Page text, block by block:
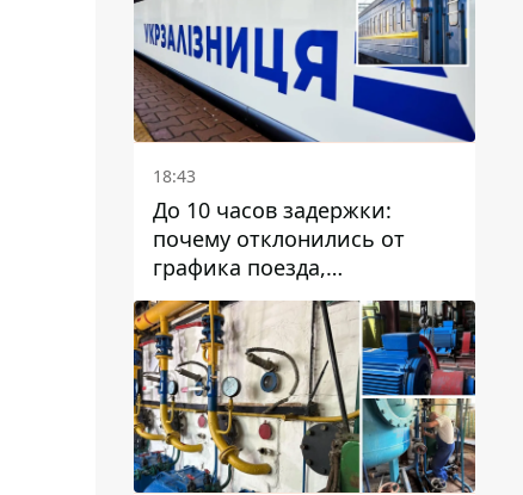
преступную организацию
18:43
До 10 часов задержки:
почему отклонились от
графика поезда,
курсирующие через Днепр
и область